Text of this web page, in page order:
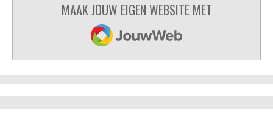
MAAK JOUW EIGEN WEBSITE MET
JOUWWEB